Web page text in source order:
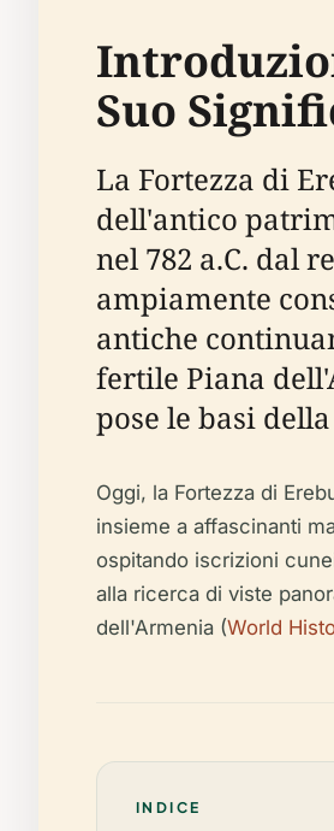
Suo
La Fortezza di
dell'antico
nel 782 a.C. dal
ampiamente
antiche
fertile Piana
pose le basi
Oggi, la Fortezza di
insieme a affascinanti
ospitando iscrizioni
alla ricerca di viste
dell'Armenia (World
INDICE